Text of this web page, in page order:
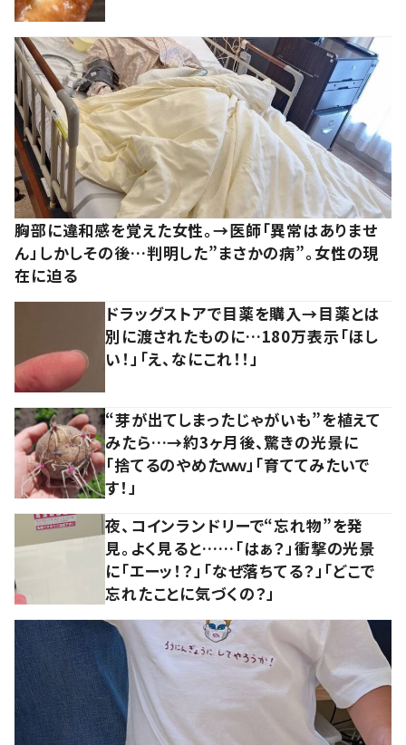
胸部に違和感を覚えた女性。→医師「異常はありませ
ん」しかしその後…判明した”まさかの病”。女性の現
在に迫る
ドラッグストアで目薬を購入→目薬とは
別に渡されたものに…180万表示「ほし
い！」「え、なにこれ！！」
“芽が出てしまったじゃがいも”を植えて
みたら…→約3ヶ月後、驚きの光景に
「捨てるのやめたｗｗ」「育ててみたいで
す！」
夜、コインランドリーで“忘れ物”を発
見。よく見ると……「はぁ？」衝撃の光景
に「エーッ！？」「なぜ落ちてる？」「どこで
忘れたことに気づくの？」